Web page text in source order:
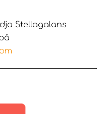
Stellagalans